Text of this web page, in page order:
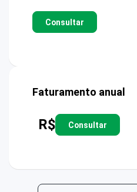
Consultar
Faturamento anual
R$ Consultar